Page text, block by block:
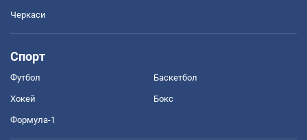
Черкаси
Спорт
Футбол Баскетбол
Хокей Бокс
Формула-1